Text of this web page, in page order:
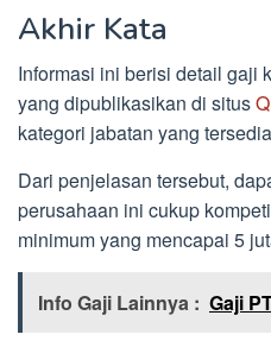
Akhir Kata
Informasi ini berisi detail gaji
yang dipublikasikan di situs
kategori jabatan yang
Dari penjelasan tersebut,
perusahaan ini cukup
minimum yang mencapai 5
Info Gaji Lainnya : Gaji